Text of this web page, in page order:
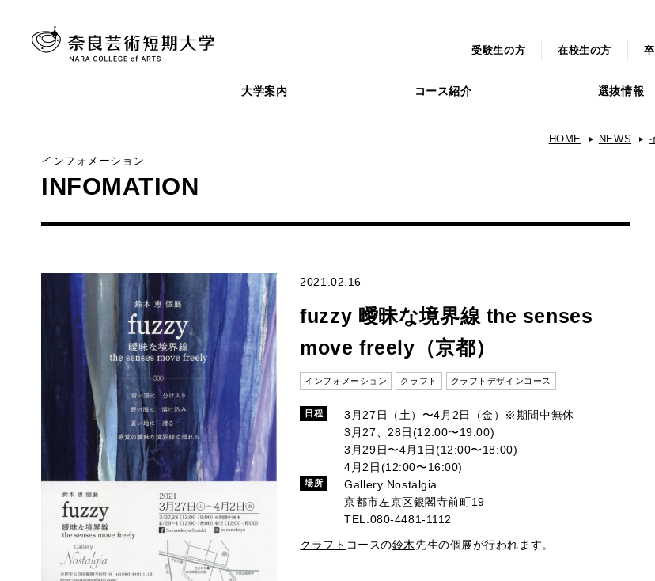
受験生の方 在校生の方
大学案内 コース紹介 選抜情報
HOME NEWS
インフォメーション
INFOMATION
2021.02.16
fuzzy 曖昧な境界線 the senses
move freely（京都）
インフォメーション クラフト クラフトデザインコース
日程
3月27日（土）〜4月2日（金）※期間中無休
3月27、28日(12:00〜19:00)
3月29日〜4月1日(12:00〜18:00)
4月2日(12:00〜16:00)
場所
Gallery Nostalgia
京都市左京区銀閣寺前町19
TEL.080-4481-1112
クラフト コースの鈴木先生の個展が行われます。